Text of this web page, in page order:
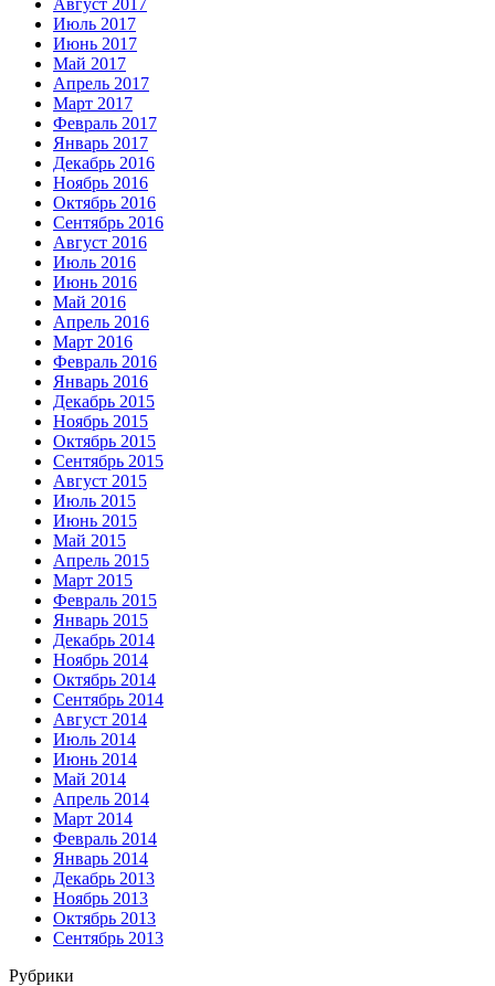
Июль 2017
Июнь 2017
Май 2017
Апрель 2017
Март 2017
Февраль 2017
Январь 2017
Декабрь 2016
Ноябрь 2016
Октябрь 2016
Сентябрь 2016
Август 2016
Июль 2016
Июнь 2016
Май 2016
Апрель 2016
Март 2016
Февраль 2016
Январь 2016
Декабрь 2015
Ноябрь 2015
Октябрь 2015
Сентябрь 2015
Август 2015
Июль 2015
Июнь 2015
Май 2015
Апрель 2015
Март 2015
Февраль 2015
Январь 2015
Декабрь 2014
Ноябрь 2014
Октябрь 2014
Сентябрь 2014
Август 2014
Июль 2014
Июнь 2014
Май 2014
Апрель 2014
Март 2014
Февраль 2014
Январь 2014
Декабрь 2013
Ноябрь 2013
Октябрь 2013
Сентябрь 2013
Рубрики